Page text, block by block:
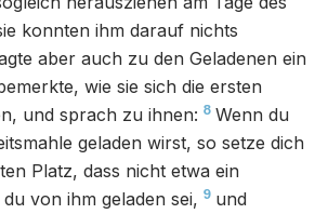
konnten ihm darauf nichts
aber auch zu den Geladenen ein
wie sie sich die ersten
und sprach zu ihnen: 8 Wenn du
geladen wirst, so setze dich
Platz, dass nicht etwa ein
von ihm geladen sei, 9 und